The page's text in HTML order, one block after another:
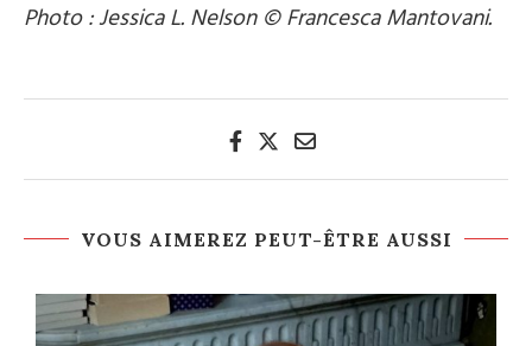
Photo : Jessica L. Nelson © Francesca Mantovani.
VOUS AIMEREZ PEUT-ÊTRE AUSSI